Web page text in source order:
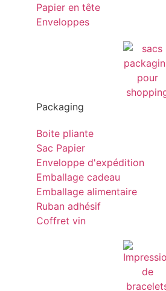
Papier en tête
Enveloppes
Packaging
Boite pliante
Sac Papier
Enveloppe d'expédition
Emballage cadeau
Emballage alimentaire
Ruban adhésif
Coffret vin